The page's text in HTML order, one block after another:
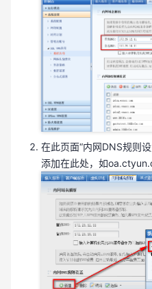
在此页面“内网DNS规则
添加在此处，如